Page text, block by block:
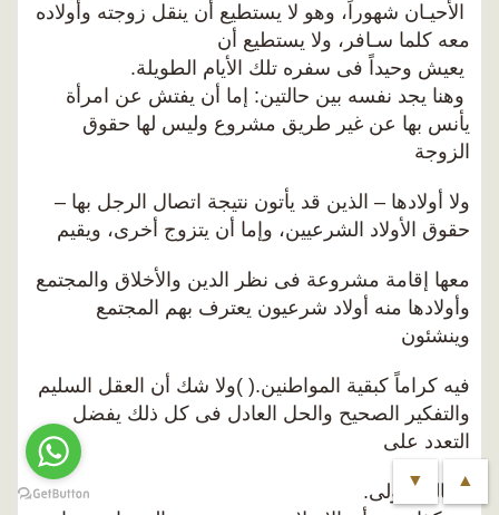
الأحيـان شهوراً، وهو لا يستطيع أن ينقل زوجته وأولاده
معه كلما سـافر، ولا يستطيع أن
يعيش وحيداً فى سفره تلك الأيام الطويلة.
وهنا يجد نفسه بين حالتين: إما أن يفتش عن امرأة
يأنس بها عن غير طريق مشروع وليس لها حقوق
الزوجة
ولا أولادها – الذين قد يأتون نتيجة اتصال الرجل بها –
حقوق الأولاد الشرعيين، وإما أن يتزوج أخرى، ويقيم
معها إقامة مشروعة فى نظر الدين والأخلاق والمجتمع
وأولادها منه أولاد شرعيون يعترف بهم المجتمع
وينشئون
فيه كراماً كبقية المواطنين.( )ولا شك أن العقل السليم
والتفكير الصحيح والحل العادل فى كل ذلك يفضل
التعدد على
الحالة الأولى.
▲
▼